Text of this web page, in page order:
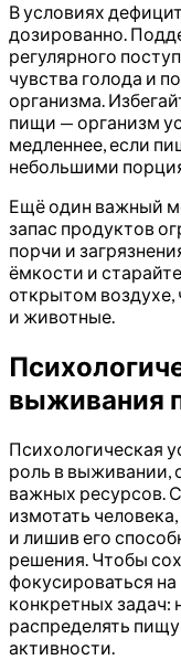
В условиях
дозированно.
регулярного
чувства голода и
организма.
пищи — организм
медленнее, если
небольшими
Ещё один важный
запас продуктов
порчи и
ёмкости и
открытом воздухе,
и животные.
выживания
Психологическая
роль в выживании,
важных ресурсов.
измотать
и лишив его
решения. Чтобы
фокусироваться
конкретных задач:
распределять
активности.